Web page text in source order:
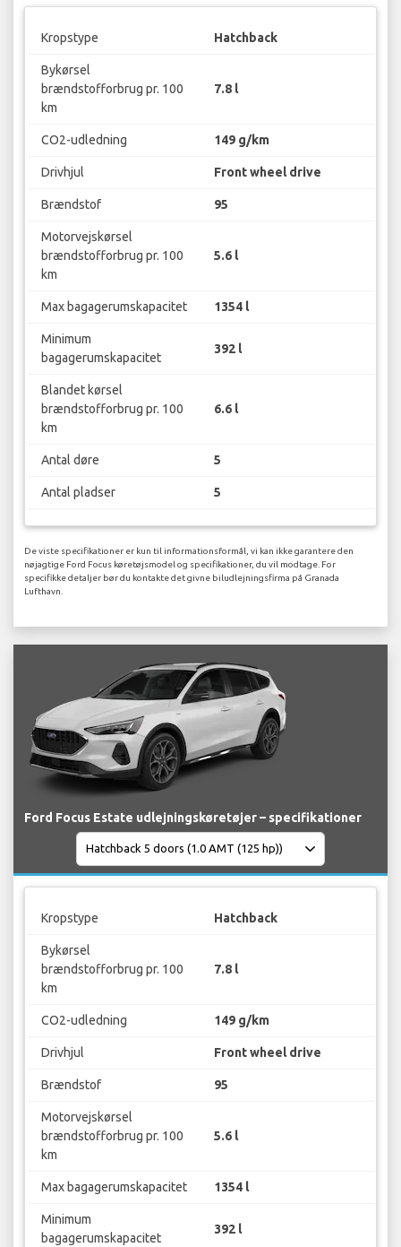
Kropstype Hatchback
Bykørsel
brændstofforbrug pr. 100
km
7.8 l
CO2-udledning 149 g/km
Drivhjul Front wheel drive
Brændstof 95
Motorvejskørsel
brændstofforbrug pr. 100
km
5.6 l
Max bagagerumskapacitet 1354 l
Minimum
bagagerumskapacitet
392 l
Blandet kørsel
brændstofforbrug pr. 100
km
6.6 l
Antal døre 5
Antal pladser 5
De viste specifikationer er kun til informationsformål, vi kan ikke garantere den
nøjagtige Ford Focus køretøjsmodel og specifikationer, du vil modtage. For
specifikke detaljer bør du kontakte det givne biludlejningsfirma på Granada
Lufthavn.
Ford Focus Estate udlejningskøretøjer – specifikationer
Kropstype Hatchback
Bykørsel
brændstofforbrug pr. 100
km
7.8 l
CO2-udledning 149 g/km
Drivhjul Front wheel drive
Brændstof 95
Motorvejskørsel
brændstofforbrug pr. 100
km
5.6 l
Max bagagerumskapacitet 1354 l
Minimum
bagagerumskapacitet
392 l